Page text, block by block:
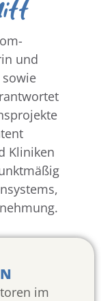
und
Kliniken
im